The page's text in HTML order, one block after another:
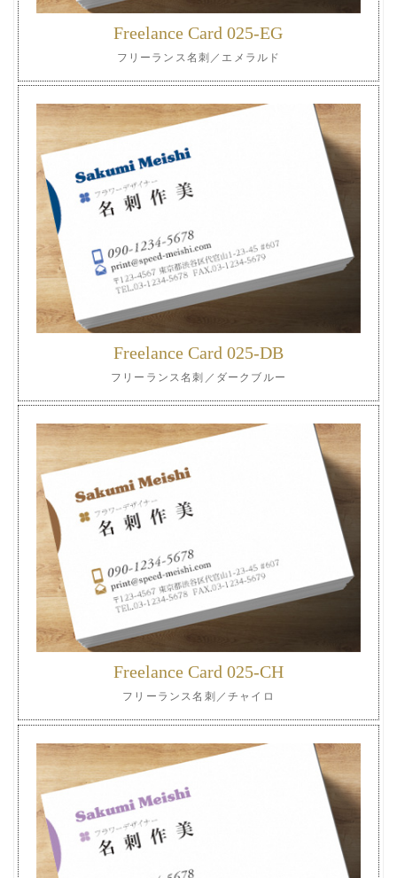
Freelance Card 025-EG
フリーランス名刺／エメラルド
Freelance Card 025-DB
フリーランス名刺／ダークブルー
Freelance Card 025-CH
フリーランス名刺／チャイロ